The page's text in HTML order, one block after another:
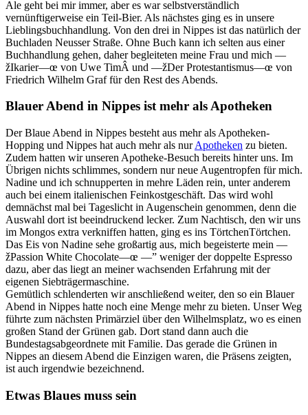
Ale geht bei mir immer, aber es war selbstverständlich
vernünftigerweise ein Teil-Bier. Als nächstes ging es in unsere
Lieblingsbuchhandlung. Von den drei in Nippes ist das natürlich der
Buchladen Neusser Straße. Ohne Buch kann ich selten aus einer
Buchhandlung gehen, daher begleiteten meine Frau und mich —
žIkarier—œ von Uwe TimÂ und —žDer Protestantismus—œ von
Friedrich Wilhelm Graf für den Rest des Abends.
Blauer Abend in Nippes ist mehr als Apotheken
Der Blaue Abend in Nippes besteht aus mehr als Apotheken-
Hopping und Nippes hat auch mehr als nurApotheken zu bieten.
Zudem hatten wir unseren Apotheke-Besuch bereits hinter uns. Im
Übrigen nichts schlimmes, sondern nur neue Augentropfen für mich.
Nadine und ich schnupperten in mehre Läden rein, unter anderem
auch bei einem italienischen Feinkostgeschäft. Das wird wohl
demnächst mal bei Tageslicht in Augenschein genommen, denn die
Auswahl dort ist beeindruckend lecker. Zum Nachtisch, den wir uns
im Mongos extra verkniffen hatten, ging es ins TörtchenTörtchen.
Das Eis von Nadine sehe großartig aus, mich begeisterte mein —
žPassion White Chocolate—œ —” weniger der doppelte Espresso
dazu, aber das liegt an meiner wachsenden Erfahrung mit der
eigenen Siebträgermaschine.
Gemütlich schlenderten wir anschließend weiter, den so ein Blauer
Abend in Nippes hatte noch eine Menge mehr zu bieten. Unser Weg
führte zum nächsten Primärziel über den Wilhelmsplatz, wo es einen
großen Stand der Grünen gab. Dort stand dann auch die
Bundestagsabgeordnete mit Familie. Das gerade die Grünen in
Nippes an diesem Abend die Einzigen waren, die Präsens zeigten,
ist auch irgendwie bezeichnend.
Etwas Blaues muss sein